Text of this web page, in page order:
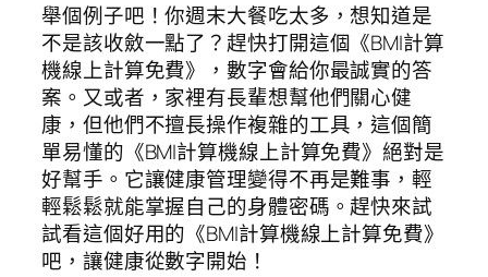
舉個例子吧！你週末大餐吃太多，想知道是
不是該收斂一點了？趕快打開這個《BMI計算
機線上計算免費》，數字會給你最誠實的答
案。又或者，家裡有長輩想幫他們關心健
康，但他們不擅長操作複雜的工具，這個簡
單易懂的《BMI計算機線上計算免費》絕對是
好幫手。它讓健康管理變得不再是難事，輕
輕鬆鬆就能掌握自己的身體密碼。趕快來試
試看這個好用的《BMI計算機線上計算免費》
吧，讓健康從數字開始！